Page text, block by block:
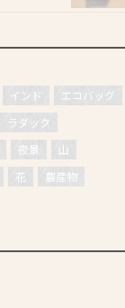
インド
エコバッグ
ラダック
夜景
山
花
農産物